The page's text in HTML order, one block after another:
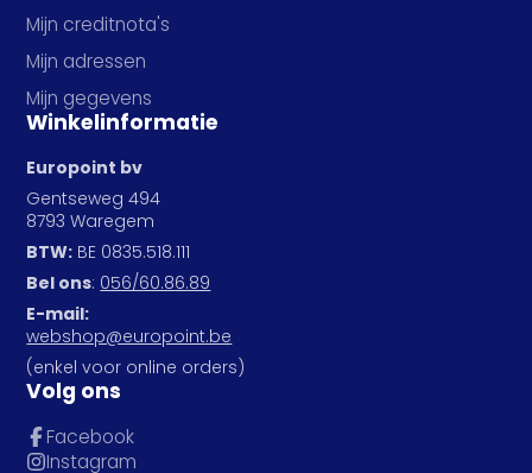
Mijn creditnota's
Mijn adressen
Mijn gegevens
Winkelinformatie
Europoint bv
Gentseweg 494
8793 Waregem
BTW: BE 0835.518.111
Bel ons: 056/60.86.89
E-mail:
webshop@europoint.be
(enkel voor online orders)
Volg ons
Facebook
Instagram